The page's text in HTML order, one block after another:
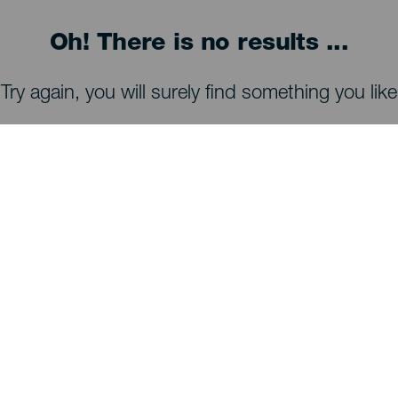
Oh! There is no results ...
Try again, you will surely find something you like